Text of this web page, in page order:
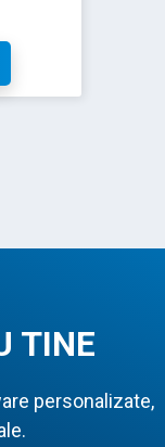
TINE
personalizate,